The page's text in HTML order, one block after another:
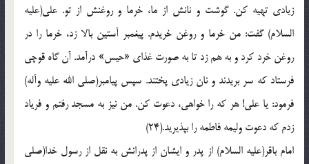
زيادي تهيه کن. گوشت و نانش از ما، خرما و روغنش از تو. علي(عليه
السلام) گفت: من خرما و روغن خريدم. پيغمبر آستين بالا زد، خرما را در
روغن خرد کرد و به هم زد تا به صورت غذاي «حيس» درآمد. آن گاه قوچي
فرستاد که سر بريدند و نان زيادي پختند. سپس پيامبر(صلي الله عليه وآله)
فرمود: يا علي! هر که را خواهي، دعوت کن. من نيز به مسجد رفتم و فرياد
زدم که دعوت وليمه فاطمه را بپذيريد.(24)
امام باقر(عليه السلام) از پدر و ايشان از پدرانش به نقل از رسول خدا(صلي